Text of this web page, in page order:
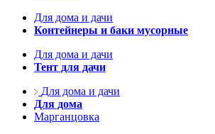
Для дома и дачи
Контейнеры и баки мусорные
Для дома и дачи
Тент для дачи
Для дома и дачи
Для дома
Марганцовка